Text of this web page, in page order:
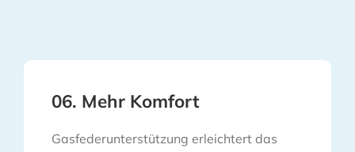
06. Mehr Komfort
Gasfederunterstützung erleichtert das